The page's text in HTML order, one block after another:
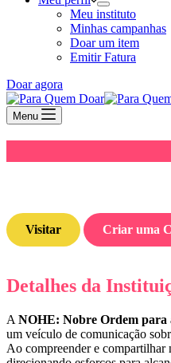
Meu instituto
Minhas campanhas
Doar um item
Emitir Fatura
Doar agora
Menu
Visitar Criar uma
Detalhes da
A NOHE: Nobre Ordem para
um veículo de comunicação
Ao compreender e compartilhar